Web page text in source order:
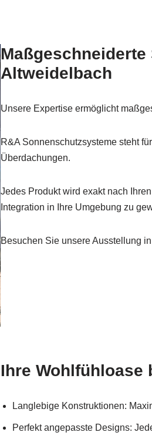
Altweidelbach
Unsere Expertise ermöglicht
R&A Sonnenschutzsysteme steht
Überdachungen.
Jedes Produkt wird exakt nach
Integration in Ihre Umgebung zu
Besuchen Sie unsere Ausstellung
Ihre Wohlfühloase
Langlebige Konstruktionen:
Perfekt angepasste Designs: